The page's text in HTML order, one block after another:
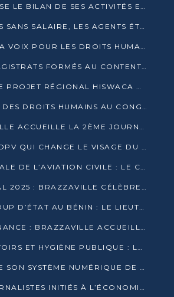
LA SOPRIM DRESSE LE BILAN DE SES ACTIVITÉS ET FIXE DE NOUVELLES PRIORITÉS
DGMRFE : 16 MOIS SANS SALAIRE, LES AGENTS ÉTOUFFENT DANS LE SILENCE
LE SLAM ÉLÈVE LA VOIX POUR LES DROITS HUMAINS À BRAZZAVILLE
JUSTICE : DES MAGISTRATS FORMÉS AU CONTENTIEUX DE LA PROPRIÉTÉ INTELLECTUELLE
STATISTIQUES : LE PROJET RÉGIONAL HISWACA OFFICIELLEMENT LANCÉ AU CONGO
4182 VIOLATIONS DES DROITS HUMAINS AU CONGO EN 2025 SELON LE CAD
PNLS : BRAZZAVILLE ACCUEILLE LA 2ÈME JOURNÉE SCIENTIFIQUE SUR LE VIH/SIDA
PESTY KANGA, L’OPV QUI CHANGE LE VISAGE DU REPORTAGE AU CONGO
JOURNÉE MONDIALE DE L’AVIATION CIVILE : LE CONGO MISE SUR L’INNOVATION ET LA SÉCURITÉ
BILILI BD FESTIVAL 2025 : BRAZZAVILLE CÉLÈBRE DIX ANS DE CRÉATION GRAPHIQUE AFRICAINE
TENTATIVE DE COUP D’ÉTAT AU BÉNIN : LE LIEUTENANT-COLONEL TIGRI S’AUTOPROCLAME CHEF D’UN COMITÉ MILITAIRE
BONNE GOUVERNANCE : BRAZZAVILLE ACCUEILLE LES PREMIÈRES JOURNÉES CONGOLAISES DE L’ÉVALUATION
MARCHÉS, TROTTOIRS ET HYGIÈNE PUBLIQUE : LE GOUVERNEMENT DURCIT LE TON
LE CONGO LANCE SON SYSTÈME NUMÉRIQUE DE VÉRIFICATION DU BOIS
DES FUTURS JOURNALISTES INITIÉS À L’ÉCONOMIE BLEUE DURABLE